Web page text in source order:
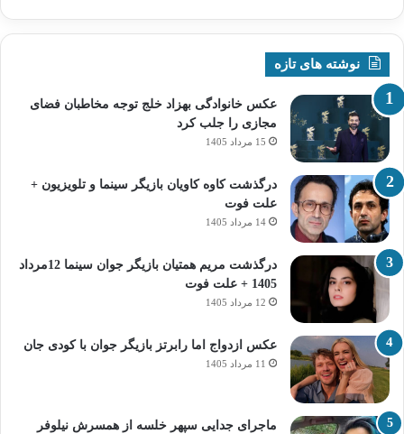
نوشته های تازه
عکس خانوادگی بهزاد خلج توجه مخاطبان فضای
مجازی را جلب کرد
15 مرداد 1405
درگذشت کاوه کاویان بازیگر سینما و تلویزیون +
علت فوت
14 مرداد 1405
درگذشت مریم همتیان بازیگر جوان سینما 12مرداد
1405 + علت فوت
12 مرداد 1405
عکس ازدواج اما رابرتز بازیگر جوان با کودی جان
11 مرداد 1405
ماجرای جدایی سپهر خلسه از همسرش نیلوفر